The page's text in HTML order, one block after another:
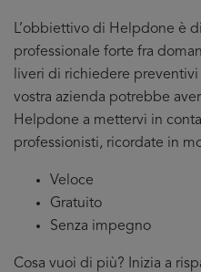
L’obbiettivo di Helpdone è
professionale forte fra
liveri di richiedere
vostra azienda potrebbe
Helpdone a mettervi in
professionisti, ricordate in
Veloce
Gratuito
Senza impegno
Cosa vuoi di più? Inizia a